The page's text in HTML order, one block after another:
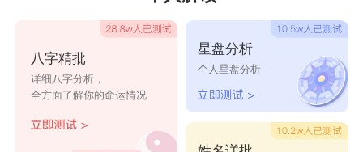
味名匠 福邦雪化 锦青 里花
大城兄弟 图娃倍爱 下小屋
格空 迪派 易快佳 优森林 尚爱
八字精批
详细八字分析，
全方面了解你的命运情况
星盘分析
个人星盘分析